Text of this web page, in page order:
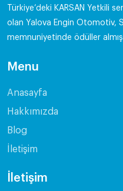
Türkiye’deki KARSAN Yetkili
olan Yalova Engin Otomotiv,
memnuniyetinde ödüller
Menu
Anasayfa
Hakkımızda
Blog
İletişim
İletişim